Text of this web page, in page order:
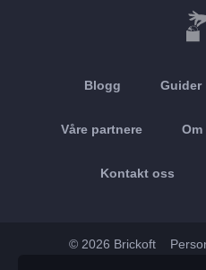
Blogg Guider
Våre partnere Om
Kontakt oss
© 2026 Brickoft